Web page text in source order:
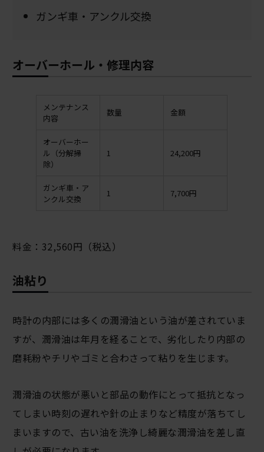
ガンギ車・アンクル交換
オーバーホール・修理内容
メンテナンス
内容
数量 金額
オーバーホー
ル（分解掃
除）
1 24,200円
ガンギ車・ア
ンクル交換
1 7,700円
料金：32,560円（税込）
油粘り
時計の内部には多くの潤滑油という油が差されていま
すが、潤滑油は年月を経ることで、劣化したり内部の
磨耗粉やチリやゴミと合わさって粘りを生じます。
潤滑油の状態が悪いと部品の動作にとって抵抗となっ
てしまい時刻の遅れや針の止まりなど精度が落ちてし
まいますので、古い油を洗浄し綺麗な潤滑油を差し直